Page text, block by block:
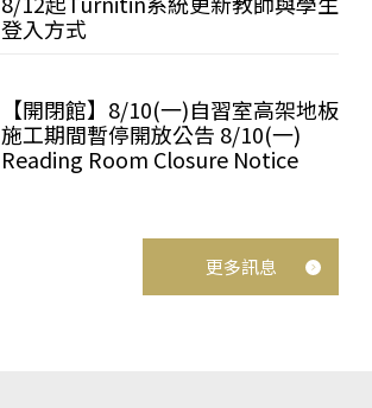
登入方式
【開閉館】8/10(一)自習室高架地板
施工期間暫停開放公告 8/10(一)
Reading Room Closure Notice
更多訊息